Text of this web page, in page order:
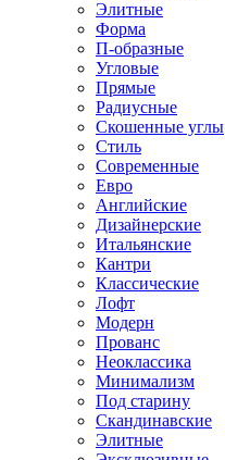
Элитные
Форма
П-образные
Угловые
Прямые
Радиусные
Скошенные углы
Стиль
Современные
Евро
Английские
Дизайнерские
Итальянские
Кантри
Классические
Лофт
Модерн
Прованс
Неоклассика
Минимализм
Под старину
Скандинавские
Элитные